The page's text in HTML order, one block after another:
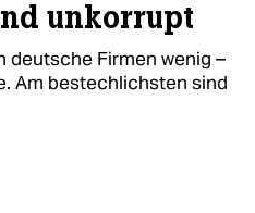
unkorrupt
deutsche Firmen wenig –
Am bestechlichsten sind